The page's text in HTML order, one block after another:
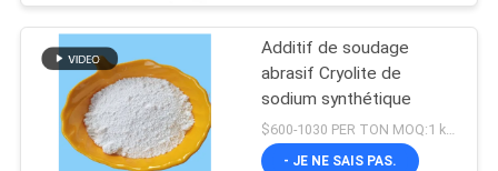
Additif de soudage
abrasif Cryolite de
sodium synthétique
$600-1030 PER TON MOQ:1 kg ou plus
- JE NE SAIS PAS.